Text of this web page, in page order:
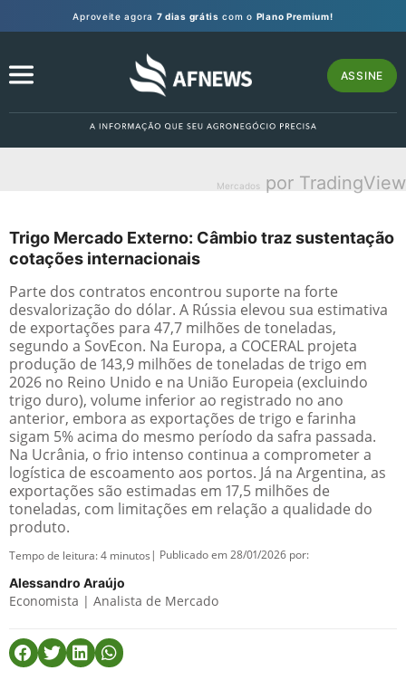
Aproveite agora 7 dias grátis com o Plano Premium!
ASSINE
Mercados por TradingView
Trigo Mercado Externo: Câmbio traz sustentação
cotações internacionais
Parte dos contratos encontrou suporte na forte
desvalorização do dólar. A Rússia elevou sua estimativa
de exportações para 47,7 milhões de toneladas,
segundo a SovEcon. Na Europa, a COCERAL projeta
produção de 143,9 milhões de toneladas de trigo em
2026 no Reino Unido e na União Europeia (excluindo
trigo duro), volume inferior ao registrado no ano
anterior, embora as exportações de trigo e farinha
sigam 5% acima do mesmo período da safra passada.
Na Ucrânia, o frio intenso continua a comprometer a
logística de escoamento aos portos. Já na Argentina, as
exportações são estimadas em 17,5 milhões de
toneladas, com limitações em relação a qualidade do
produto.
Tempo de leitura:4 minutos | Publicado em 28/01/2026 por:
Alessandro Araújo
Economista | Analista de Mercado